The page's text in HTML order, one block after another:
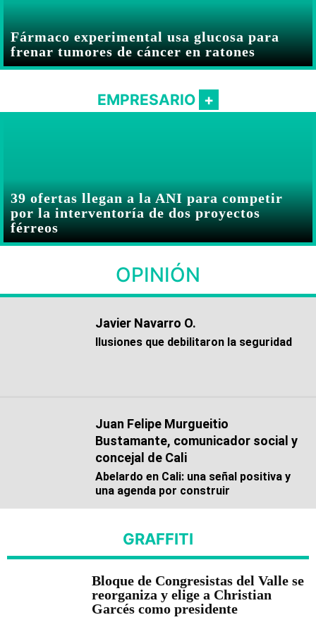
Fármaco experimental usa glucosa para
frenar tumores de cáncer en ratones
EMPRESARIO
39 ofertas llegan a la ANI para competir
por la interventoría de dos proyectos
férreos
OPINIÓN
Javier Navarro O.
Ilusiones que debilitaron la seguridad
Juan Felipe Murgueitio
Bustamante, comunicador social y
concejal de Cali
Abelardo en Cali: una señal positiva y
una agenda por construir
GRAFFITI
Bloque de Congresistas del Valle se
reorganiza y elige a Christian
Garcés como presidente